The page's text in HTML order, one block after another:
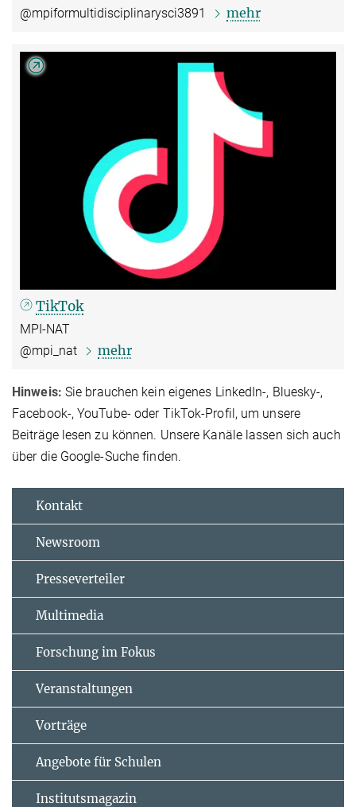
@mpiformultidisciplinarysci3891
mehr
TikTok
MPI-NAT
@mpi_nat
mehr
Hinweis: Sie brauchen kein eigenes LinkedIn-, Bluesky-,
Facebook-, YouTube- oder TikTok-Profil, um unsere
Beiträge lesen zu können. Unsere Kanäle lassen sich auch
über die Google-Suche finden.
Kontakt
Newsroom
Presseverteiler
Multimedia
Forschung im Fokus
Veranstaltungen
Vorträge
Angebote für Schulen
Institutsmagazin